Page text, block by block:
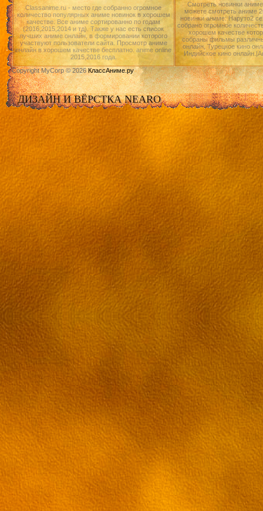
Classanime.ru - место где собранно огромное
количество популярных аниме новинок в хорошем
качестве. Все аниме сортированно по годам
(2016,2015,2014 и тд). Также у нас есть список
лучших аниме онлайн, в формировании которого
участвуют пользователи сайта. Просмотр аниме
онлайн в хорошем качестве бесплатно. anime online
2015,2016 года.
Смотреть новинки
можете смотреть аниме
новинки аниме: Наруто2
собрано огромное
хорошем качестве
собраны фильмы
онлайн, Турецкое кино
Индийское кино
Copyright MyCorp © 2026КлассАниме.ру
ДИЗАЙН И ВЁРСТКА NEARO